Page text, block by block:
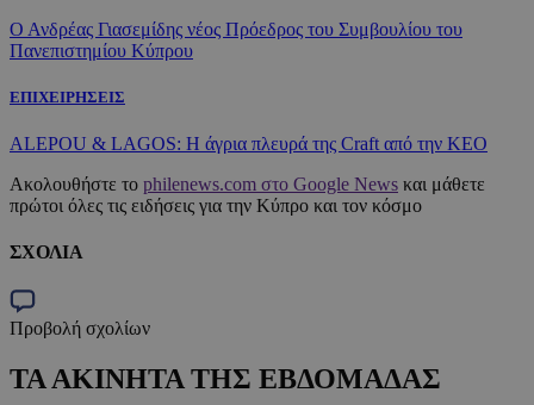
Ο Ανδρέας Γιασεμίδης νέος Πρόεδρος του Συμβουλίου του
Πανεπιστημίου Κύπρου
ΕΠΙΧΕΙΡΗΣΕΙΣ
ALEPOU & LAGOS: Η άγρια πλευρά της Craft από την ΚΕΟ
Ακολουθήστε το philenews.com στο Google News και μάθετε
πρώτοι όλες τις ειδήσεις για την Κύπρο και τον κόσμο
ΣΧΟΛΙΑ
Προβολή σχολίων
ΤΑ ΑΚΙΝΗΤΑ ΤΗΣ ΕΒΔΟΜΑΔΑΣ